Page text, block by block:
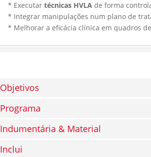
* Executar técnicas HVLA de forma
* Integrar manipulações num plano de
* Melhorar a eficácia clínica em quadros
Objetivos
Programa
Indumentária & Material
Inclui